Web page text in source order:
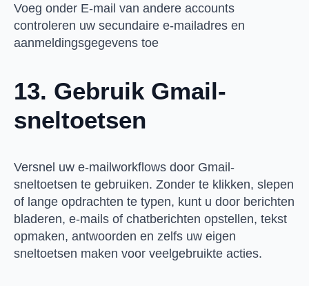
Voeg onder E-mail van andere accounts
controleren uw secundaire e-mailadres en
aanmeldingsgegevens toe
13. Gebruik Gmail-
sneltoetsen
Versnel uw e-mailworkflows door Gmail-
sneltoetsen te gebruiken. Zonder te klikken, slepen
of lange opdrachten te typen, kunt u door berichten
bladeren, e-mails of chatberichten opstellen, tekst
opmaken, antwoorden en zelfs uw eigen
sneltoetsen maken voor veelgebruikte acties.